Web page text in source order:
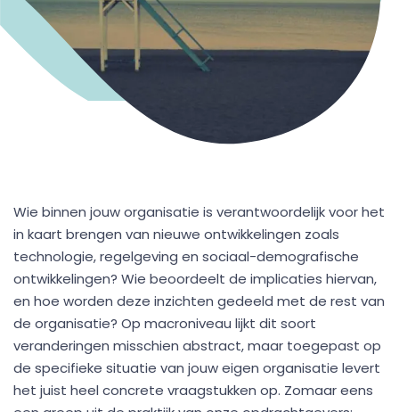
Wie binnen jouw organisatie is verantwoordelijk voor het
in kaart brengen van nieuwe ontwikkelingen zoals
technologie, regelgeving en sociaal-demografische
ontwikkelingen? Wie beoordeelt de implicaties hiervan,
en hoe worden deze inzichten gedeeld met de rest van
de organisatie? Op macroniveau lijkt dit soort
veranderingen misschien abstract, maar toegepast op
de specifieke situatie van jouw eigen organisatie levert
het juist heel concrete vraagstukken op. Zomaar eens